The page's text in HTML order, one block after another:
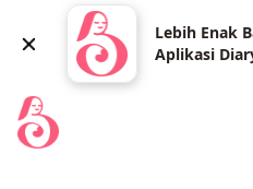
Lebih Enak
Aplikasi